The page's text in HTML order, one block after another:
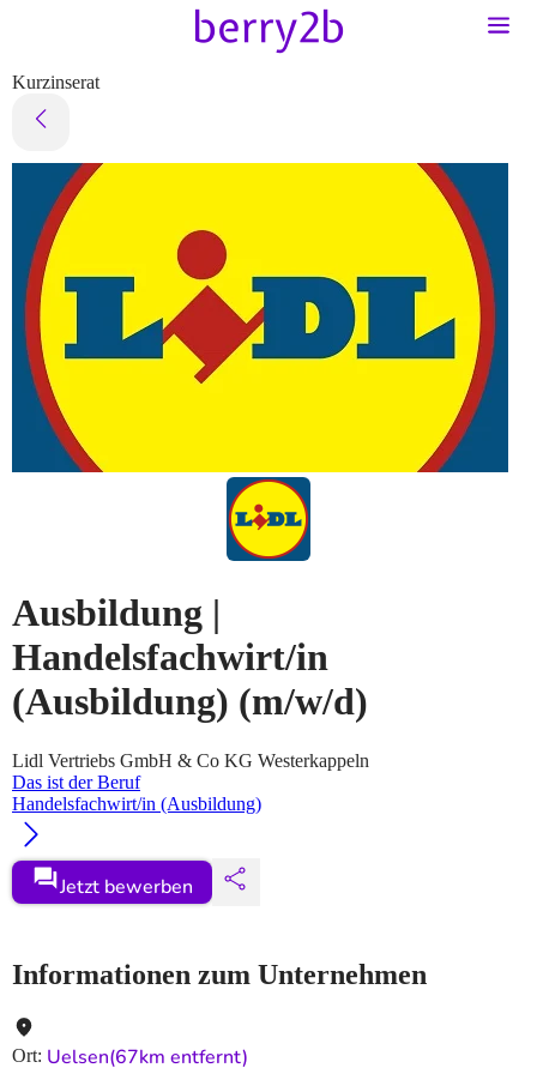
Kurzinserat
Ausbildung |
Handelsfachwirt/in
(Ausbildung) (m/w/d)
Lidl Vertriebs GmbH & Co KG Westerkappeln
Das ist der Beruf
Handelsfachwirt/in (Ausbildung)
Jetzt bewerben
Informationen zum Unternehmen
Ort: Uelsen(67km entfernt)